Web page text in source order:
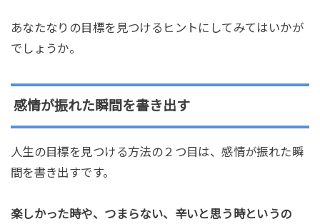
あなたなりの目標を見つけるヒントにしてみてはいかが
でしょうか。
感情が振れた瞬間を書き出す
人生の目標を見つける方法の２つ目は、感情が振れた瞬
間を書き出すです。
楽しかった時や、つまらない、辛いと思う時というの